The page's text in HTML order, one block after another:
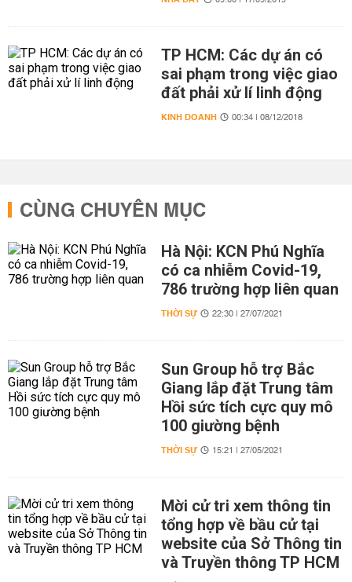
TP HCM: Các dự án có
sai phạm trong việc giao
đất phải xử lí linh động
KINH DOANH 00:34 | 08/12/2018
CÙNG CHUYÊN MỤC
Hà Nội: KCN Phú Nghĩa
có ca nhiễm Covid-19,
786 trường hợp liên quan
THỜI SỰ 22:30 | 27/07/2021
Sun Group hỗ trợ Bắc
Giang lắp đặt Trung tâm
Hồi sức tích cực quy mô
100 giường bệnh
THỜI SỰ 15:21 | 27/05/2021
Mời cử tri xem thông tin
tổng hợp về bầu cử tại
website của Sở Thông tin
và Truyền thông TP HCM